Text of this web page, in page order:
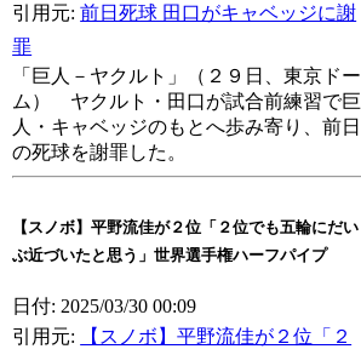
引用元:前日死球 田口がキャベッジに謝
罪
「巨人－ヤクルト」（２９日、東京ドー
ム） ヤクルト・田口が試合前練習で巨
人・キャベッジのもとへ歩み寄り、前日
の死球を謝罪した。
【スノボ】平野流佳が２位「２位でも五輪にだい
ぶ近づいたと思う」世界選手権ハーフパイプ
日付: 2025/03/30 00:09
引用元:
【スノボ】平野流佳が２位「２